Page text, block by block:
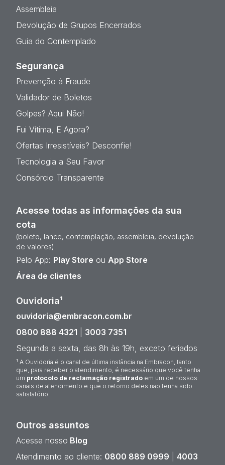
Assembleia
Devolução de Grupos Encerrados
Guia do Contemplado
Segurança
Prevenção à Fraude
Validador de Boletos
Golpes? Aqui Não!
Fui Vítima, E Agora?
Ofertas Irresistíveis? Desconfie!
Tecnologia a Seu Favor
Consórcio Transparente
Acesse todas as informações da sua
cota
(boleto, lance, contemplação, assembleia, devolução
de valores)
Pelo App: Play Store ou App Store
Área de clientes
Ouvidoria¹
ouvidoria@embracon.com.br
0800 888 4321
3003 7351
Segunda a sexta, das 8h às 19h, exceto feriados
¹ A Ouvidoria é o canal de última instância na Embracon, tanto
que, para receber o atendimento, é necessário que você tenha
um protocolo de reclamação registrado em um de nossos
canais de atendimento e que o retorno deles não tenha sido
satisfatório.
Outros assuntos
Acesse nosso Blog
Atendimento ao cliente: 0800 889 0999
4003